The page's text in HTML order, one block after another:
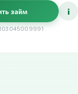
займ i